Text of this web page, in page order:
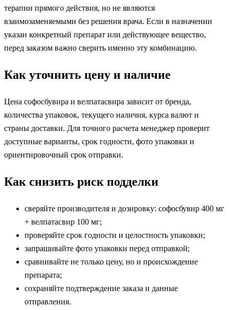
терапии прямого действия, но не являются
взаимозаменяемыми без решения врача. Если в назначении
указан конкретный препарат или действующее вещество,
перед заказом важно сверить именно эту комбинацию.
Как уточнить цену и наличие
Цена софосбувира и велпатасвира зависит от бренда,
количества упаковок, текущего наличия, курса валют и
страны доставки. Для точного расчета менеджер проверит
доступные варианты, срок годности, фото упаковки и
ориентировочный срок отправки.
Как снизить риск подделки
сверяйте производителя и дозировку: софосбувир 400 мг
+ велпатасвир 100 мг;
проверяйте срок годности и целостность упаковки;
запрашивайте фото упаковки перед отправкой;
сравнивайте не только цену, но и происхождение
препарата;
сохраняйте подтверждение заказа и данные
отправления.